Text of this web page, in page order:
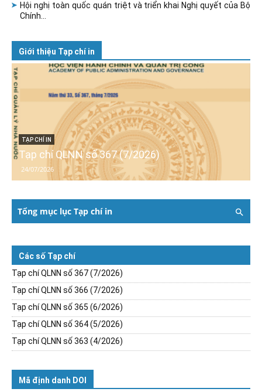
Hội nghị toàn quốc quán triệt và triển khai Nghị quyết của Bộ
Chính...
Giới thiệu Tạp chí in
TẠP CHÍ IN
Tạp chí QLNN số 367 (7/2026)
24/07/2026
Tổng mục lục Tạp chí in
Các số Tạp chí
Tạp chí QLNN số 367 (7/2026)
Tạp chí QLNN số 366 (7/2026)
Tạp chí QLNN số 365 (6/2026)
Tạp chí QLNN số 364 (5/2026)
Tạp chí QLNN số 363 (4/2026)
Mã định danh DOI